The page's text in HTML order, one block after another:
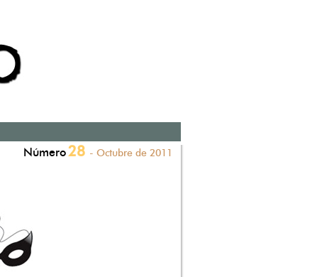
Número28 - Octubre de 2011